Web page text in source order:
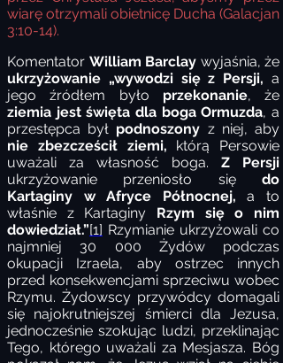
wiarę otrzymali obietnicę Ducha (Galacjan
3:10-14).
Komentator William Barclay wyjaśnia, że
ukrzyżowanie „wywodzi się z Persji, a
jego źródłem było przekonanie, że
ziemia jest święta dla boga Ormuzda, a
przestępca był podnoszony z niej, aby
nie zbezcześcił ziemi, którą Persowie
uważali za własność boga. Z Persji
ukrzyżowanie przeniosło się do
Kartaginy w Afryce Północnej,a to
właśnie z Kartaginy Rzym się o nim
dowiedział.”[1] Rzymianie ukrzyżowali co
najmniej 30 000 Żydów podczas
okupacji Izraela, aby ostrzec innych
przed konsekwencjami sprzeciwu wobec
Rzymu. Żydowscy przywódcy domagali
się najokrutniejszej śmierci dla Jezusa,
jednocześnie szokując ludzi, przeklinając
Tego, którego uważali za Mesjasza. Bóg